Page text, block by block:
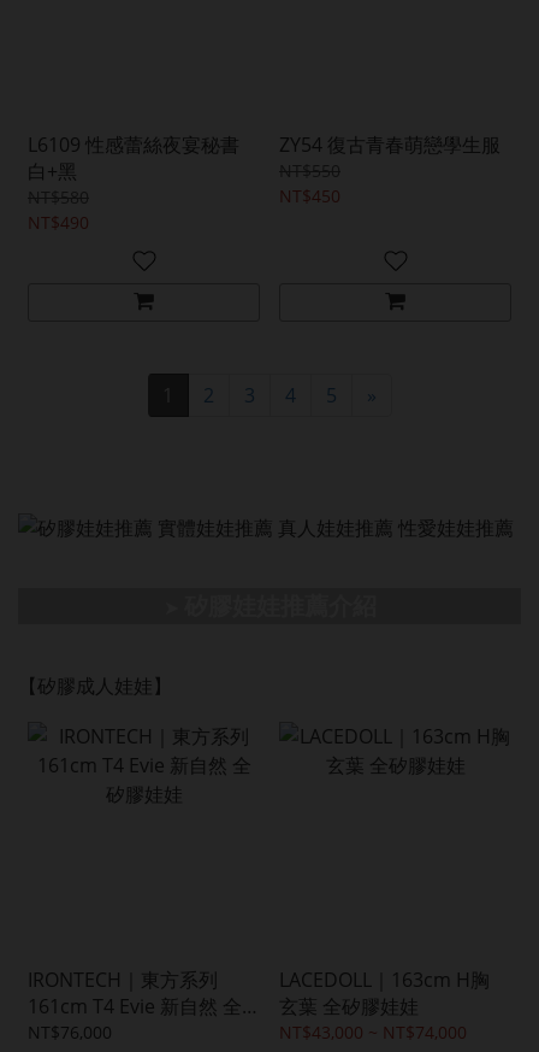
L6109 性感蕾絲夜宴秘書
白+黑
NT$490
ZY54 復古青春萌戀學生服
NT$450
2 3 4 5 »
【矽膠成人娃娃】
IRONTECH｜東方系列
161cm T4 Evie 新自然 全
矽膠娃娃
NT$76,000
LACEDOLL｜163cm H胸
玄葉 全矽膠娃娃
NT$43,000 ~ NT$74,000